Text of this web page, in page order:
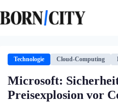
Inhalt
springen
Technologie Cloud-Computing
Microsoft:
Preisexplosion vor